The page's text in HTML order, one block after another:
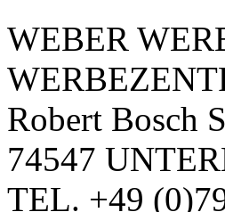
WEBER
Robert Bosch
74547
TEL. +49